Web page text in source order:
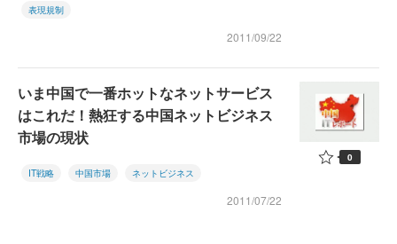
表現規制
2011/09/22
いま中国で一番ホットなネットサービス
はこれだ！熱狂する中国ネットビジネス
市場の現状
IT戦略 中国市場 ネットビジネス
2011/07/22
0